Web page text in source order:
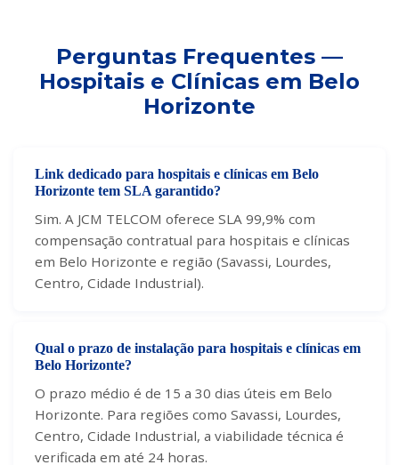
Perguntas Frequentes —
Hospitais e Clínicas em Belo
Horizonte
Link dedicado para hospitais e clínicas em Belo
Horizonte tem SLA garantido?
Sim. A JCM TELCOM oferece SLA 99,9% com
compensação contratual para hospitais e clínicas
em Belo Horizonte e região (Savassi, Lourdes,
Centro, Cidade Industrial).
Qual o prazo de instalação para hospitais e clínicas em
Belo Horizonte?
O prazo médio é de 15 a 30 dias úteis em Belo
Horizonte. Para regiões como Savassi, Lourdes,
Centro, Cidade Industrial, a viabilidade técnica é
verificada em até 24 horas.